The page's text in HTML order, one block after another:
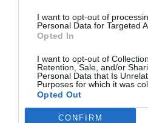
I want to opt-out of
Personal Data for Targeted
Opted In
I want to opt-out of
Retention, Sale, and/or
Personal Data that Is
Purposes for which it was
Opted Out
CONFIRM
Neurje je povzročilo
Prebold, Braslovče in
pri Laškem pa so gasilci
hudournika, ki je ogrožal
in cesto.